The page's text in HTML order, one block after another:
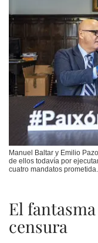
Manuel Baltar y Emilio
de ellos todavía por
cuatro mandatos prometida.
El
censura